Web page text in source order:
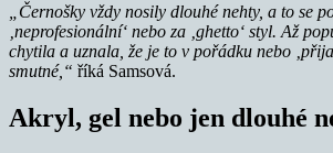
„Černošky vždy nosily dlouhé nehty, a to se
‚neprofesionální‘ nebo za ‚ghetto‘ styl. Až
chytila a uznala, že je to v pořádku nebo
smutné,“ říká Samsová.
Akryl, gel nebo jen dlouhé